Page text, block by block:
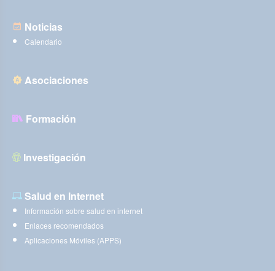
Noticias
Calendario
Asociaciones
Formación
Investigación
Salud en Internet
Información sobre salud en internet
Enlaces recomendados
Aplicaciones Móviles (APPS)